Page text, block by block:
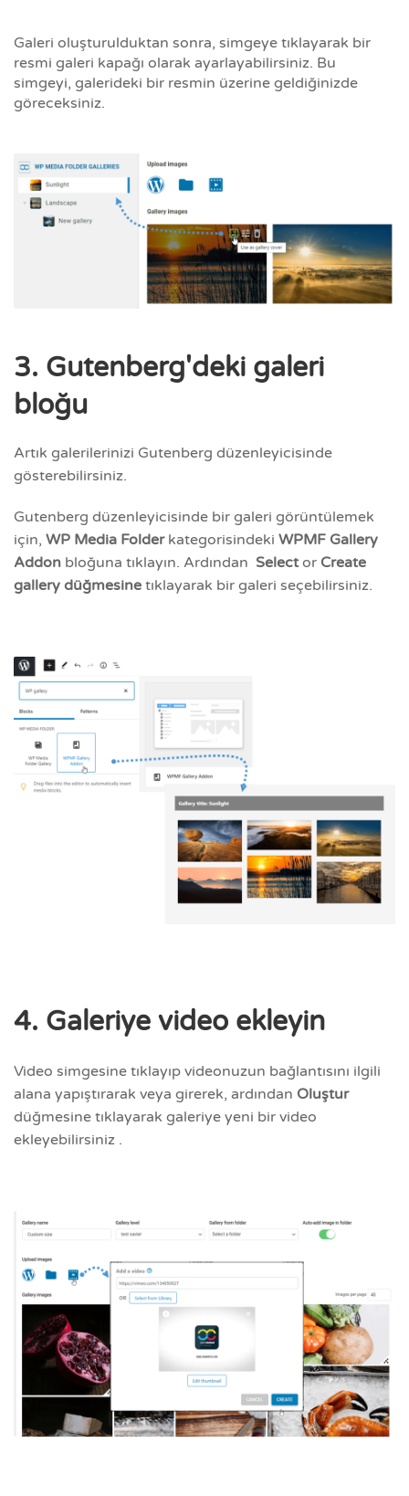
Galeri oluşturulduktan sonra, simgeye tıklayarak bir
resmi galeri kapağı olarak ayarlayabilirsiniz. Bu
simgeyi, galerideki bir resmin üzerine geldiğinizde
göreceksiniz.
3. Gutenberg'deki galeri
bloğu
Artık galerilerinizi Gutenberg düzenleyicisinde
gösterebilirsiniz.
Gutenberg düzenleyicisinde bir galeri görüntülemek
için, WP Media Folderkategorisindeki WPMF Gallery
Addon bloğuna tıklayın. Ardından Selector Create
gallery düğmesine tıklayarak bir galeri seçebilirsiniz.
4. Galeriye video ekleyin
Video simgesine tıklayıp videonuzun bağlantısını ilgili
alana yapıştırarak veya girerek, ardından Oluştur
düğmesine tıklayarak galeriye yeni bir video
ekleyebilirsiniz .